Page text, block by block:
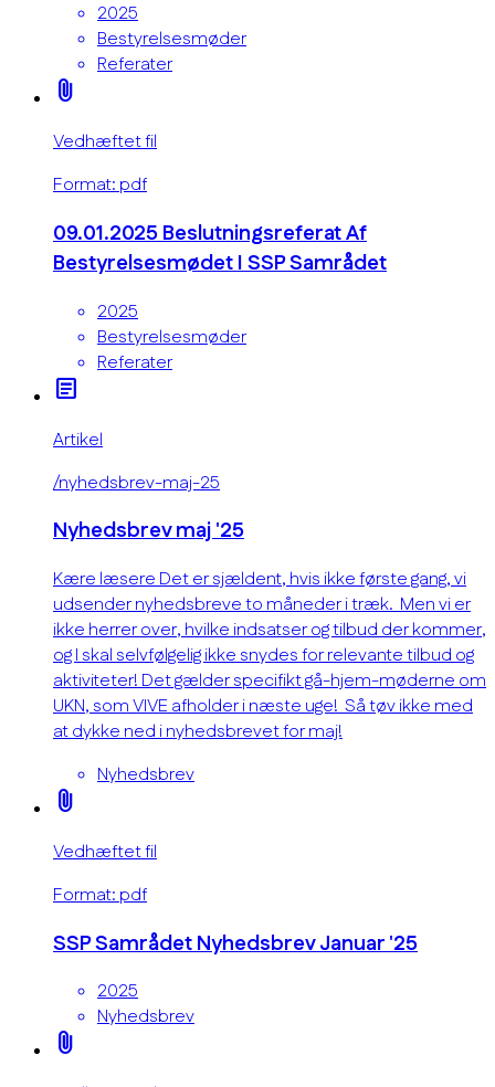
2025
Bestyrelsesmøder
Referater
attach_file
Vedhæftet fil
Format: pdf
09.01.2025 Beslutningsreferat Af
Bestyrelsesmødet I SSP Samrådet
2025
Bestyrelsesmøder
Referater
article
Artikel
/nyhedsbrev-maj-25
Nyhedsbrev maj '25
Kære læsere Det er sjældent, hvis ikke første gang, vi
udsender nyhedsbreve to måneder i træk. Men vi er
ikke herrer over, hvilke indsatser og tilbud der kommer,
og I skal selvfølgelig ikke snydes for relevante tilbud og
aktiviteter! Det gælder specifikt gå-hjem-møderne om
UKN, som VIVE afholder i næste uge! Så tøv ikke med
at dykke ned i nyhedsbrevet for maj!
Nyhedsbrev
attach_file
Vedhæftet fil
Format: pdf
SSP Samrådet Nyhedsbrev Januar '25
2025
Nyhedsbrev
attach_file